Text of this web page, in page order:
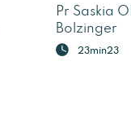
Pr Saskia
Bolzinger
23min23